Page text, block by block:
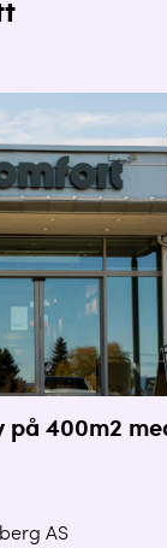
på 400m2